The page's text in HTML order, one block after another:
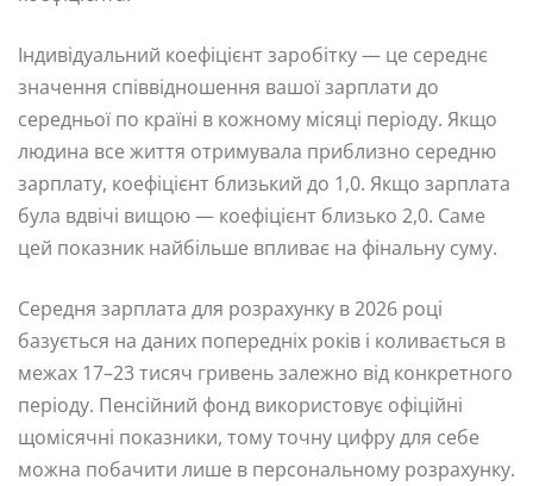
Індивідуальний коефіцієнт заробітку — це середнє
значення співвідношення вашої зарплати до
середньої по країні в кожному місяці періоду. Якщо
людина все життя отримувала приблизно середню
зарплату, коефіцієнт близький до 1,0. Якщо зарплата
була вдвічі вищою — коефіцієнт близько 2,0. Саме
цей показник найбільше впливає на фінальну суму.
Середня зарплата для розрахунку в 2026 році
базується на даних попередніх років і коливається в
межах 17–23 тисяч гривень залежно від конкретного
періоду. Пенсійний фонд використовує офіційні
щомісячні показники, тому точну цифру для себе
можна побачити лише в персональному розрахунку.